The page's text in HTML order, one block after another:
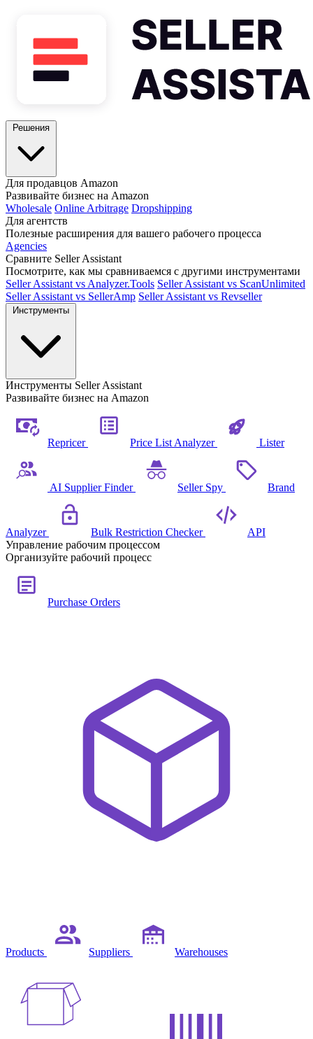
Для продавцов Amazon
Развивайте бизнес на Amazon
Wholesale Online Arbitrage Dropshipping
Для агентств
Полезные расширения для вашего рабочего процесса
Agencies
Сравните Seller Assistant
Посмотрите, как мы сравниваемся с другими инструментами
Seller Assistant vs Analyzer.Tools Seller Assistant vs ScanUnlimited
Seller Assistant vs SellerAmp Seller Assistant vs Revseller
Инструменты Seller Assistant
Развивайте бизнес на Amazon
Repricer Price List Analyzer Lister
AI Supplier Finder Seller Spy Brand
Analyzer Bulk Restriction Checker
API
Управление рабочим процессом
Организуйте рабочий процесс
Purchase Orders
Products Suppliers Warehouses